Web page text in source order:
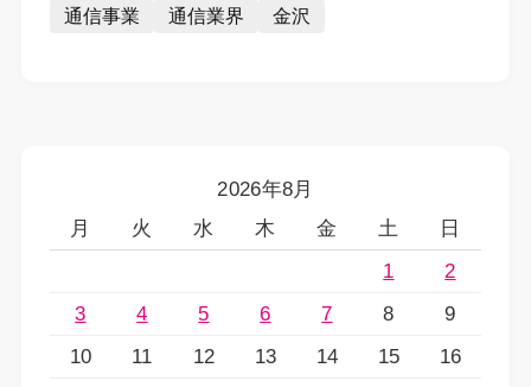
通信事業
通信業界 金沢
2026年8月
月
火 水 木 金 土
日
1
2
3
4 5 6 7 8
9
10
11 12 13 14 15
16